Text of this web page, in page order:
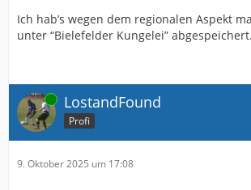
Ich hab’s wegen dem regionalen Aspekt
unter “Bielefelder Kungelei” abgespeichert.
Online LostandFound
Profi
9. Oktober 2025 um 17:08